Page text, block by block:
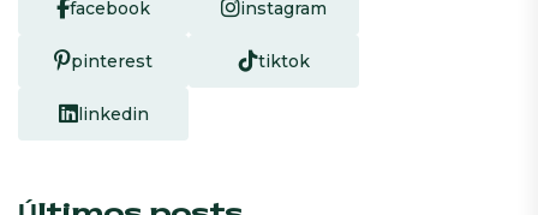
facebook instagram
pinterest tiktok
linkedin